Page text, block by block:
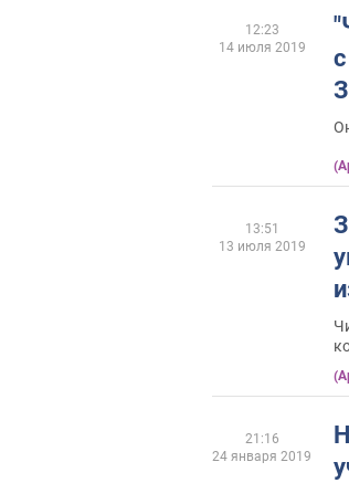
12:23
14 июля 2019
13:51
13 июля 2019
21:16
24 января 2019